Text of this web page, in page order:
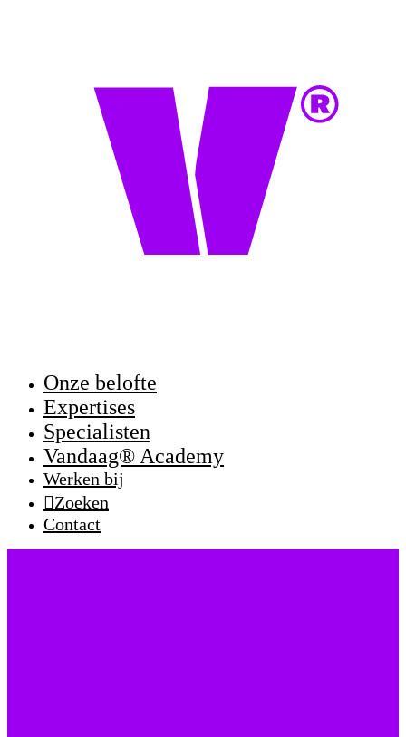
Onze belofte
Expertises
Specialisten
Vandaag® Academy
Werken bij
Zoeken
Contact